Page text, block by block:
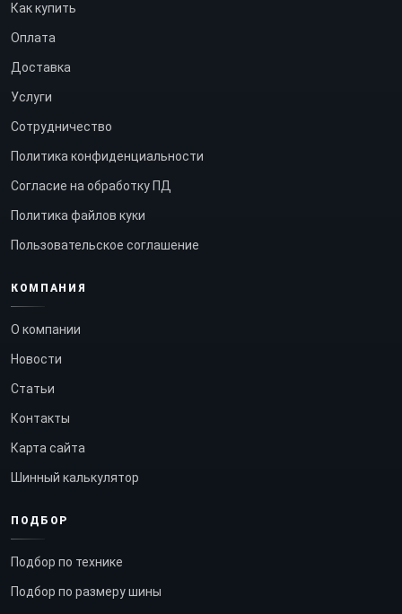
Как купить
Оплата
Доставка
Услуги
Сотрудничество
Политика конфиденциальности
Согласие на обработку ПД
Политика файлов куки
Пользовательское соглашение
КОМПАНИЯ
О компании
Новости
Статьи
Контакты
Карта сайта
Шинный калькулятор
ПОДБОР
Подбор по технике
Подбор по размеру шины